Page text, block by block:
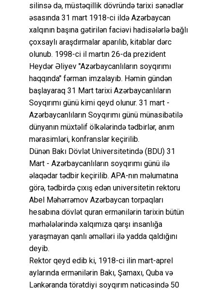
silinsə də, müstəqillik dövründə tarixi sənədlər
əsasında 31 mart 1918-ci ildə Azərbaycan
xalqının başına gətirilən faciəvi hadisələrlə bağlı
çoxsaylı araşdırmalar aparılıb, kitablar dərc
olunub. 1998-ci il martın 26-da prezident
Heydər Əliyev "Azərbaycanlıların soyqırımı
haqqında" fərman imzalayıb. Həmin gündən
başlayaraq 31 Mart tarixi Azərbaycanlıların
Soyqırımı günü kimi qeyd olunur. 31 mart -
Azərbaycanlıların Soyqırımı günü münasibətilə
dünyanın müxtəlif ölkələrində tədbirlər, anım
mərasimləri, konfranslar keçirilib.
Dünən Bakı Dövlət Universitetində (BDU) 31
Mart - Azərbaycanlıların soyqırımı günü ilə
əlaqədar tədbir keçirilib. APA-nın məlumatına
görə, tədbirdə çıxış edən universitetin rektoru
Abel Məhərrəmov Azərbaycan torpaqları
hesabına dövlət quran ermənilərin tarixin bütün
mərhələlərində xalqımıza qarşı insanlığa
yaraşmayan qanlı əməlləri ilə yadda qaldığını
deyib.
Rektor qeyd edib ki, 1918-ci ilin mart-aprel
aylarında ermənilərin Bakı, Şamaxı, Quba və
Lənkəranda törətdiyi soyqırım nəticəsində 50